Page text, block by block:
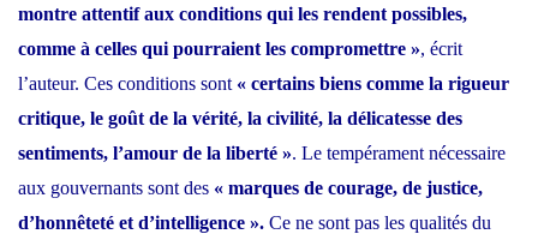
montre attentif aux conditions qui les rendent possibles,
comme à celles qui pourraient les compromettre », écrit
l’auteur. Ces conditions sont « certains biens comme la rigueur
critique, le goût de la vérité, la civilité, la délicatesse des
sentiments, l’amour de la liberté ». Le tempérament nécessaire
aux gouvernants sont des « marques de courage, de justice,
d’honnêteté et d’intelligence ». Ce ne sont pas les qualités du